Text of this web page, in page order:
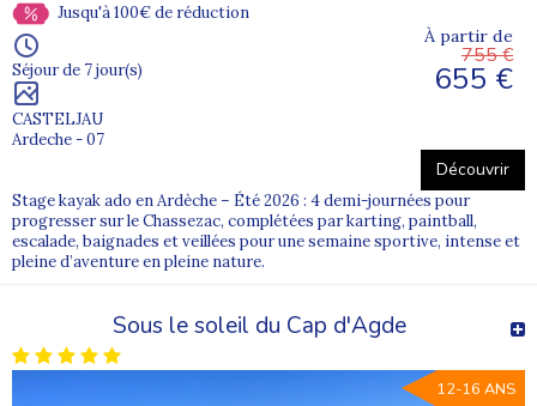
Jusqu'à 100€ de réduction
Séjour de 7 jour(s)
CASTELJAU
Ardeche - 07
À partir de
755 €
655 €
Découvrir
Stage kayak ado en Ardèche – Été 2026 : 4 demi-journées pour
progresser sur le Chassezac, complétées par karting, paintball,
escalade, baignades et veillées pour une semaine sportive, intense et
pleine d’aventure en pleine nature.
Sous le soleil du Cap d'Agde
12-16 ANS